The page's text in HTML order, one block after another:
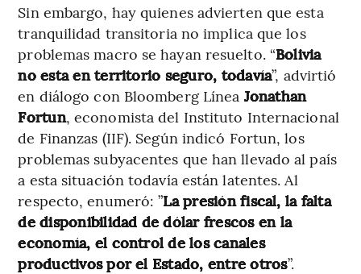
Sin embargo, hay quienes advierten que esta
tranquilidad transitoria no implica que los
problemas macro se hayan resuelto. “Bolivia
no esta en territorio seguro, todavía”, advirtió
en diálogo con Bloomberg Línea Jonathan
Fortun, economista del Instituto Internacional
de Finanzas (IIF). Según indicó Fortun, los
problemas subyacentes que han llevado al país
a esta situación todavía están latentes. Al
respecto, enumeró: ”La presión fiscal, la falta
de disponibilidad de dólar frescos en la
economía, el control de los canales
productivos por el Estado, entre otros”.